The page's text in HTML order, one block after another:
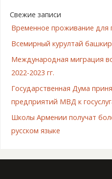
Свежие записи
Временное проживание для
Всемирный курултай башкир
Международная миграция
2022-2023 гг.
Государственная Дума
предприятий МВД к
Школы Армении получат
русском языке